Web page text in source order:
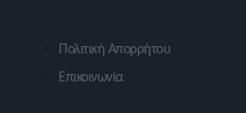
Πολιτική Απορρήτου
Επικοινωνία